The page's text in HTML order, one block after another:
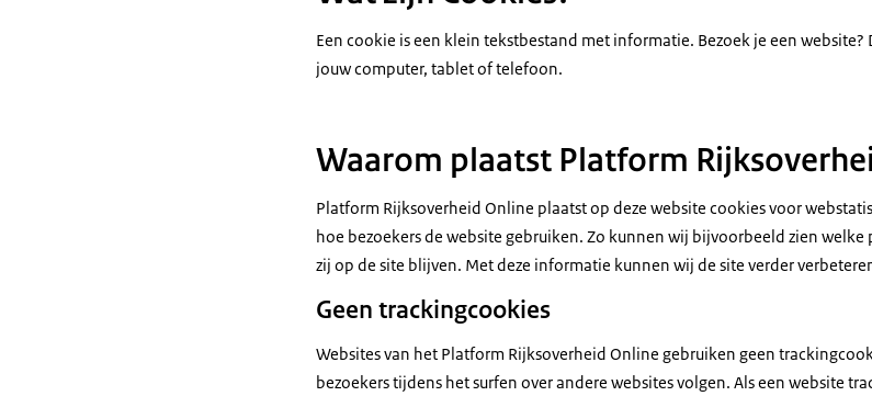
Een cookie is een klein tekstbestand met informatie. Bezoek je een
jouw computer, tablet of telefoon.
Waarom plaatst Platform
Platform Rijksoverheid Online plaatst op deze website cookies voor
hoe bezoekers de website gebruiken. Zo kunnen wij bijvoorbeeld zien welke
zij op de site blijven. Met deze informatie kunnen wij de site verder
Geen trackingcookies
Websites van het Platform Rijksoverheid Online gebruiken geen
bezoekers tijdens het surfen over andere websites volgen. Als een website